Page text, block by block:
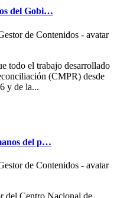
del Gobi…
todo el trabajo desarrollado
(CMPR) desde
y de la...
del p…